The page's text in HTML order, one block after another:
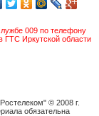
009 по телефону
ГТС Иркутской области
© 2008 г.
обязательна